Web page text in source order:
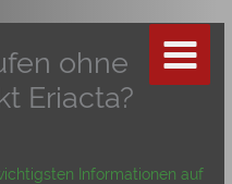
ohne
Eriacta?
Informationen auf